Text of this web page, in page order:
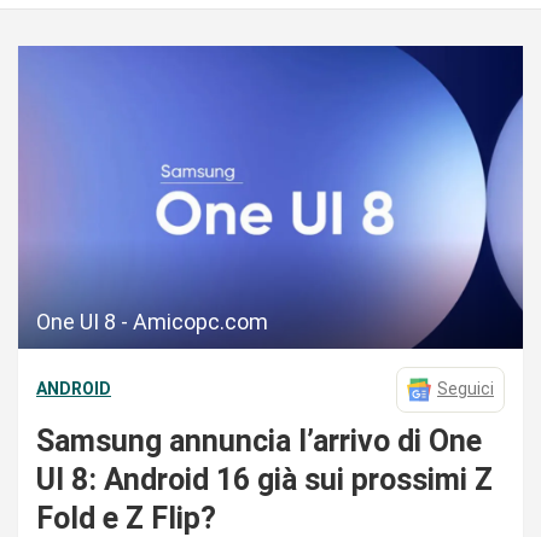
One UI 8 - Amicopc.com
ANDROID Seguici
Samsung annuncia l’arrivo di One
UI 8: Android 16 già sui prossimi Z
Fold e Z Flip?